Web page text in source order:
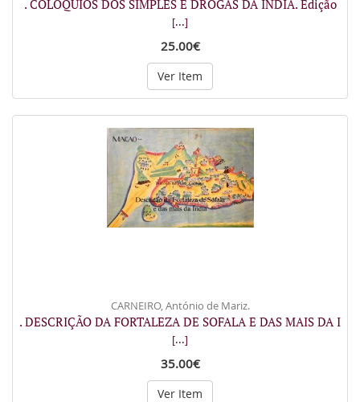
. COLÓQUIOS DOS SIMPLES E DROGAS DA INDIA. Edição
[...]
25.00€
Ver Item
CARNEIRO, António de Mariz.
. DESCRIÇÃO DA FORTALEZA DE SOFALA E DAS MAIS DA I
[...]
35.00€
Ver Item